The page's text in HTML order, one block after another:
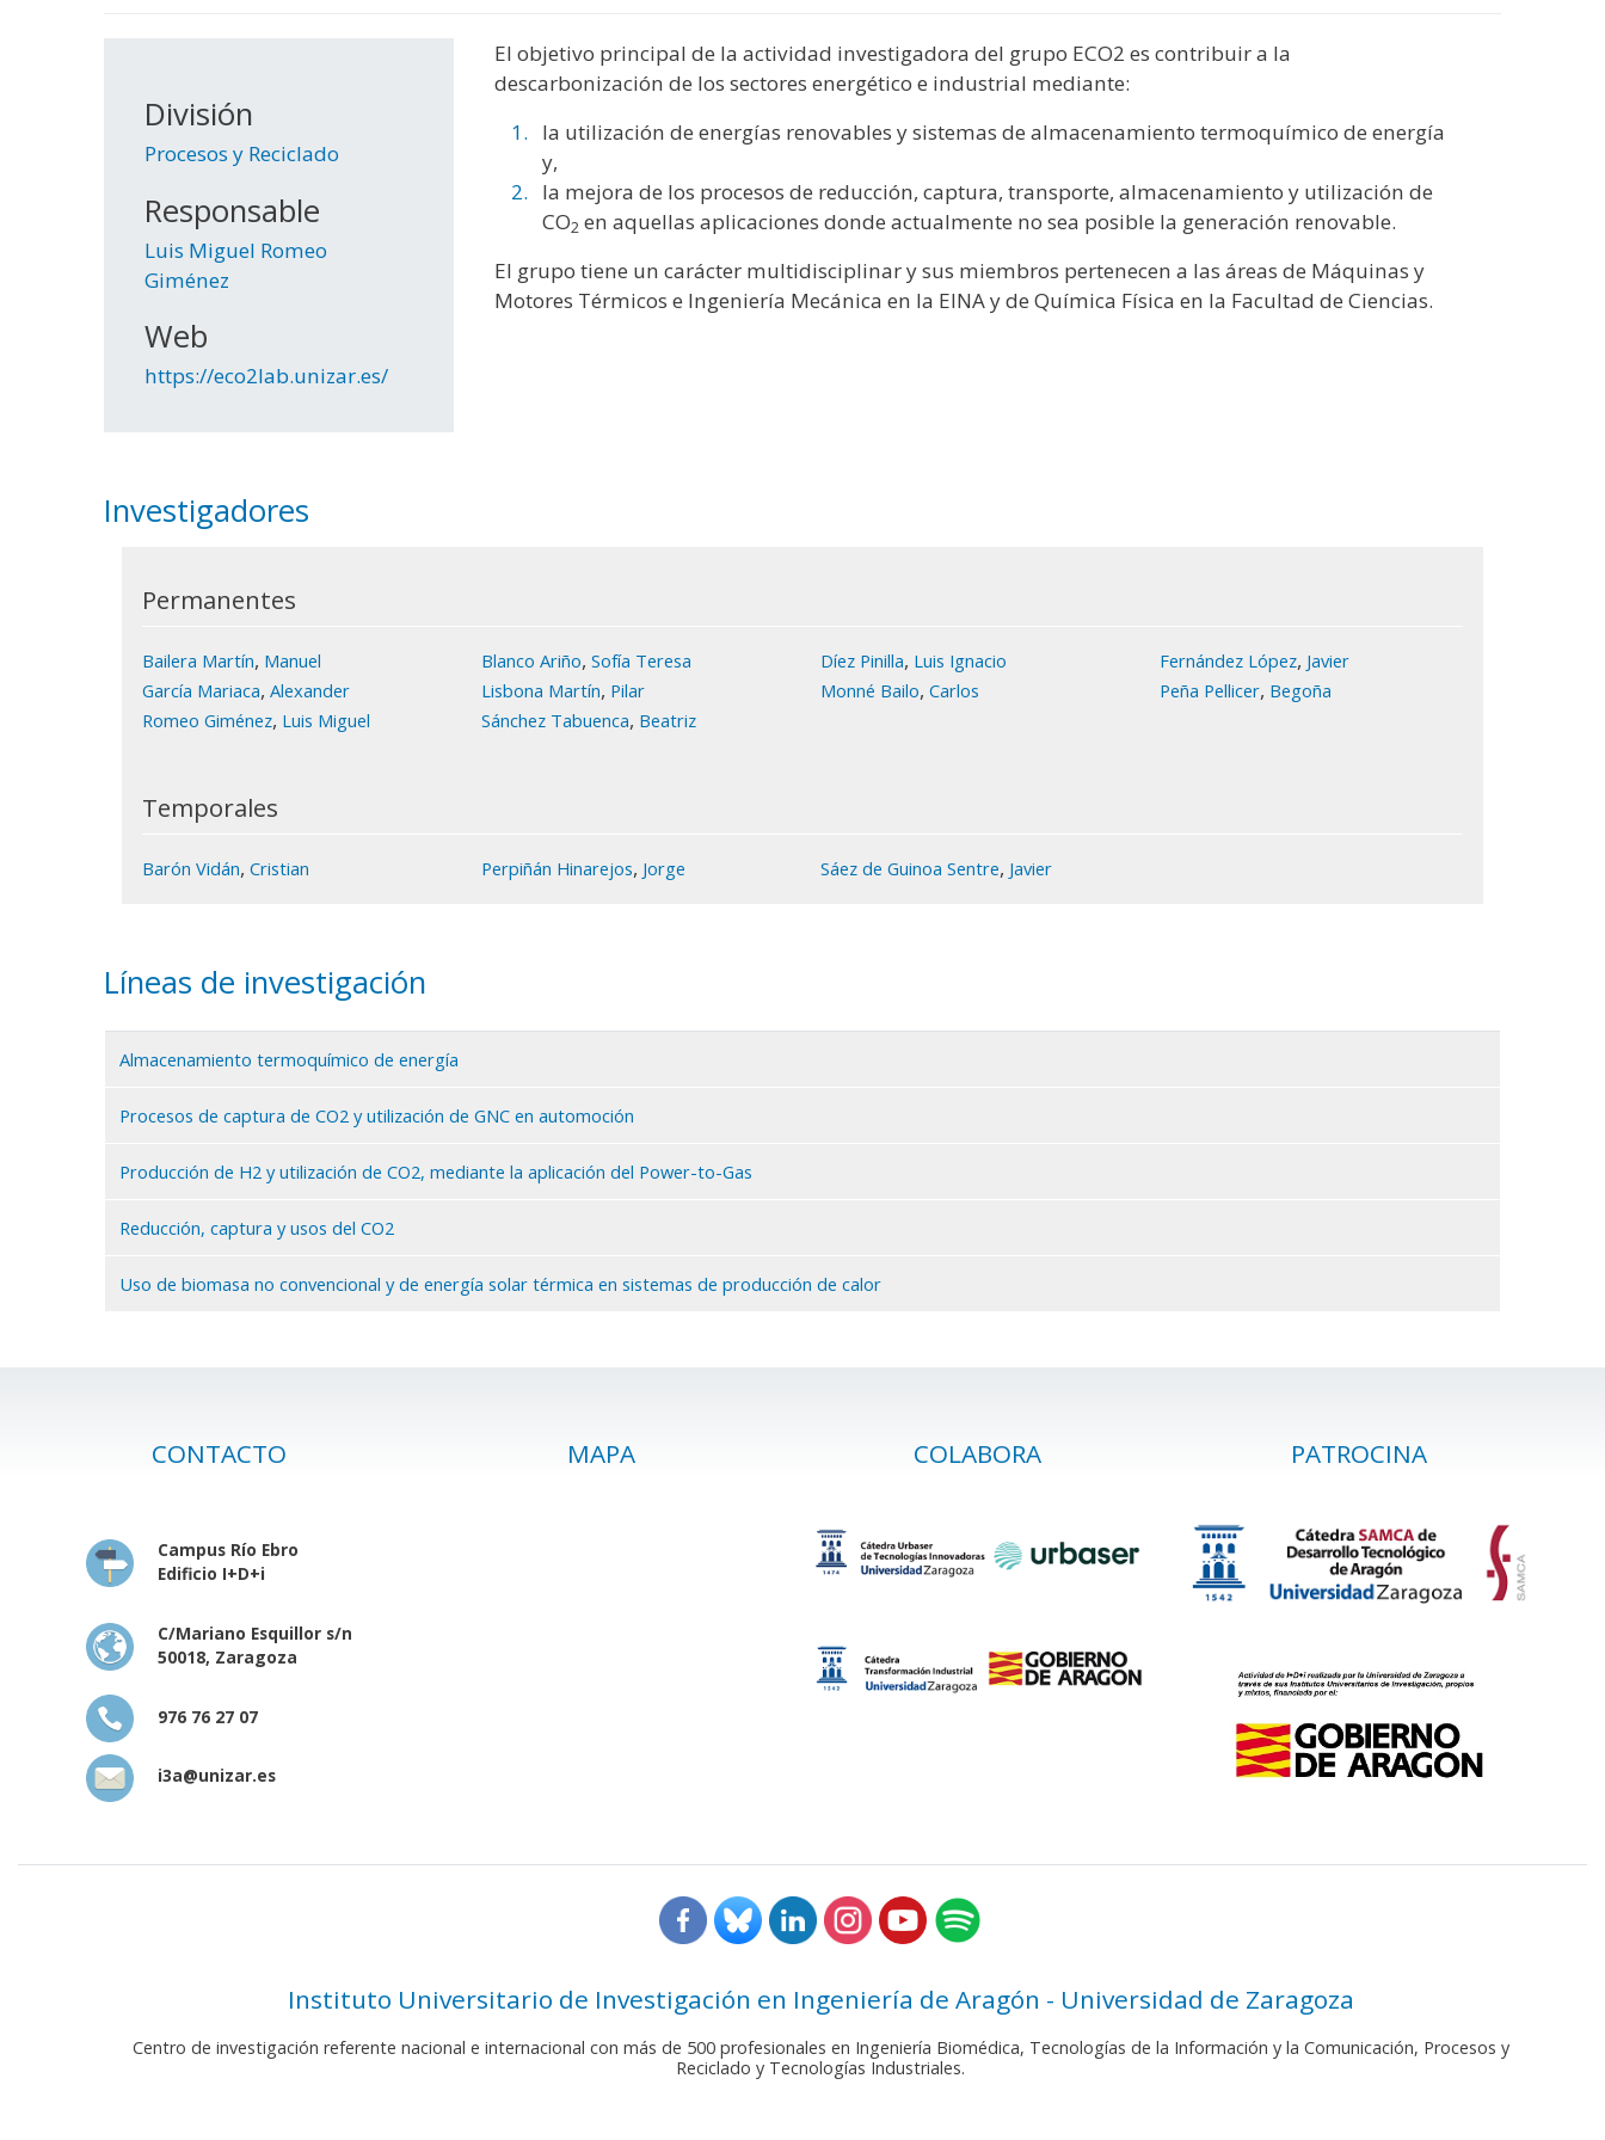
División
Procesos y Reciclado
Responsable
Luis Miguel Romeo
Giménez
Web
https://eco2lab.unizar.es/
El objetivo principal de la actividad investigadora del grupo ECO2 es contribuir a la
descarbonización de los sectores energético e industrial mediante:
la utilización de energías renovables y sistemas de almacenamiento termoquímico de energía
y,
la mejora de los procesos de reducción, captura, transporte, almacenamiento y utilización de
CO2 en aquellas aplicaciones donde actualmente no sea posible la generación renovable.
El grupo tiene un carácter multidisciplinar y sus miembros pertenecen a las áreas de Máquinas y
Motores Térmicos e Ingeniería Mecánica en la EINA y de Química Física en la Facultad de Ciencias.
Investigadores
Permanentes
Bailera Martín, Manuel Blanco Ariño,Sofía Teresa Díez Pinilla, Luis Ignacio Fernández López, Javier
García Mariaca,Alexander Lisbona Martín, Pilar Monné Bailo, Carlos Peña Pellicer, Begoña
Romeo Giménez, Luis Miguel Sánchez Tabuenca, Beatriz
Temporales
Barón Vidán,Cristian Perpiñán Hinarejos, Jorge Sáez de Guinoa Sentre, Javier
Líneas de investigación
Almacenamiento termoquímico de energía
Procesos de captura de CO2 y utilización de GNC en automoción
Producción de H2 y utilización de CO2, mediante la aplicación del Power-to-Gas
Reducción, captura y usos del CO2
Uso de biomasa no convencional y de energía solar térmica en sistemas de producción de calor
CONTACTO
Campus Río Ebro
Edificio I+D+i
C/Mariano Esquillor s/n
50018, Zaragoza
976 76 27 07
i3a@unizar.es
MAPA COLABORA PATROCINA
Instituto Universitario de Investigación en Ingeniería de Aragón - Universidad de Zaragoza
Centro de investigación referente nacional e internacional con más de 500 profesionales en Ingeniería Biomédica, Tecnologías de la Información y la Comunicación, Procesos y
Reciclado y Tecnologías Industriales.